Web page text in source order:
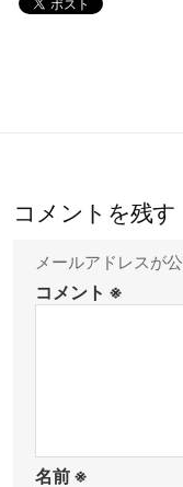
コメントを残す
メールアドレスが
コメント ※
名前 ※